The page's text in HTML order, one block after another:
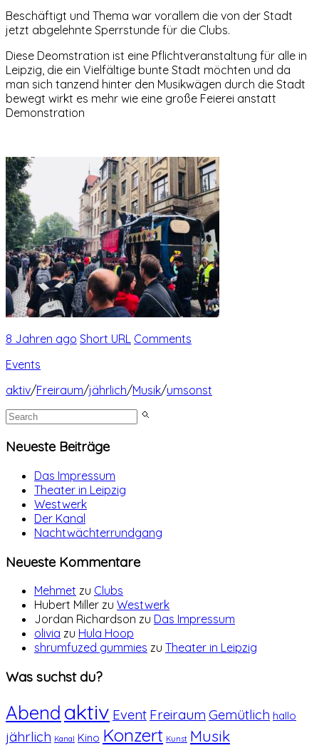
Beschäftigt und Thema war vorallem die von der Stadt
jetzt abgelehnte Sperrstunde für die Clubs.
Diese Deomstration ist eine Pflichtveranstaltung für alle in
Leipzig, die ein Vielfältige bunte Stadt möchten und da
man sich tanzend hinter den Musikwägen durch die Stadt
bewegt wirkt es mehr wie eine große Feierei anstatt
Demonstration
8 Jahren ago Short URL Comments
Events
aktiv/Freiraum/jährlich/Musik/umsonst
Neueste Beiträge
Das Impressum
Theater in Leipzig
Westwerk
Der Kanal
Nachtwächterrundgang
Neueste Kommentare
Mehmet zu Clubs
Hubert Miller zu Westwerk
Jordan Richardson zu Das Impressum
olivia zu Hula Hoop
shrumfuzed gummies zu Theater in Leipzig
Was suchst du?
Abend aktiv Event Freiraum Gemütlich hallo
jährlich Kanal Kino Konzert Kunst Musik